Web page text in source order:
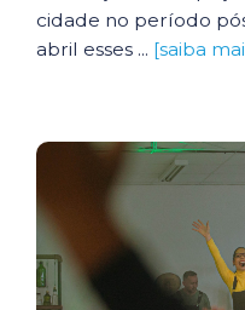
cidade no período
abril esses ... [saiba